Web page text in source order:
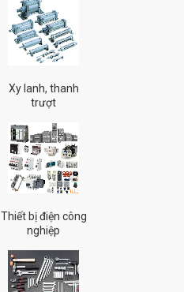
Xy lanh, thanh
trượt
Thiết bị điện công
nghiệp